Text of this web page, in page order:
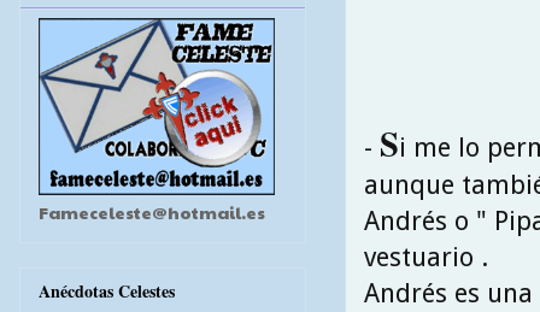
- Si me lo
aunque
Andrés o "
vestuario .
Andrés es
Fameceleste@hotmail.es
Anécdotas Celestes